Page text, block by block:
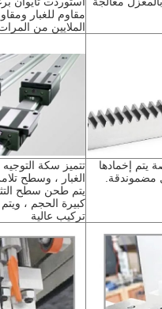
الملايين من
مضموندقة. الغبار ، وسطح
تركيب عالية